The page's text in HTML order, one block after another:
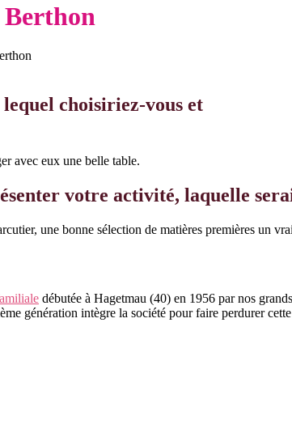
choisiriez-vous et
avec eux une belle table.
votre activité, laquelle
une bonne sélection de matières premières un
débutée à Hagetmau (40) en 1956 par nos
génération intègre la société pour faire perdurer